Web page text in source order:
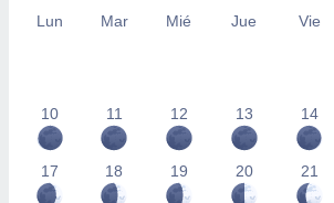
publicidad
1199
Lun Mar Mié Jue Vie
10 11 12 13 14
17 18 19 20 21